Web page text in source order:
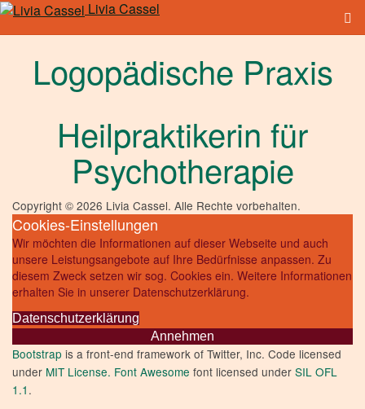
Livia Cassel
Logopädische Praxis
Heilpraktikerin für
Psychotherapie
Copyright © 2026 Livia Cassel. Alle Rechte vorbehalten.
Cookies-Einstellungen
Wir möchten die Informationen auf dieser Webseite und auch
unsere Leistungsangebote auf Ihre Bedürfnisse anpassen. Zu
diesem Zweck setzen wir sog. Cookies ein. Weitere Informationen
erhalten Sie in unserer Datenschutzerklärung.
Datenschutzerklärung
Annehmen
Bootstrap is a front-end framework of Twitter, Inc. Code licensed
under MIT License. Font Awesome font licensed under SIL OFL
1.1 .